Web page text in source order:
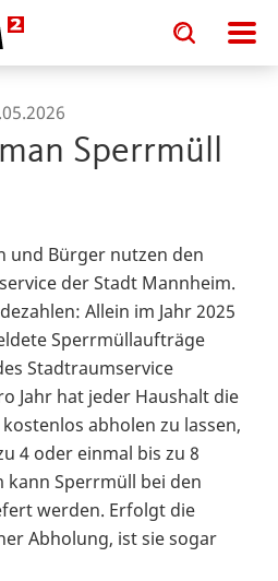
Toggle
search
input
Toggle
search
input
Sperrmüll
und Bürger nutzen den
der Stadt Mannheim.
Allein im Jahr 2025
Sperrmüllaufträge
Stadtraumservice
Jahr hat jeder Haushalt die
abholen zu lassen,
4 oder einmal bis zu 8
kann Sperrmüll bei den
werden. Erfolgt die
Abholung, ist sie sogar